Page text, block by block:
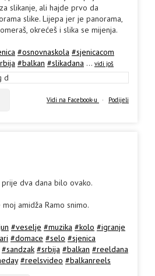
slikanje, ali hajde prvo da
slike. Lijepa jer je panorama,
okrećeš i slika se mijenja.
#osnovnaskola #sjenicacom
#balkan #slikadana ... vidi još
Vidi na Facebook-u · Podijeli
dva dana bilo ovako.
amidža Ramo snimo.
#veselje #muzika #kolo #igranje
#domace #selo #sjenica
#sandzak #srbija #balkan #reeldana
#reelsvideo #balkanreels